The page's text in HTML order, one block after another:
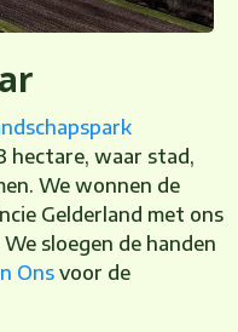
hectare, waar stad,
We wonnen de
Gelderland met ons
We sloegen de handen
Ons voor de